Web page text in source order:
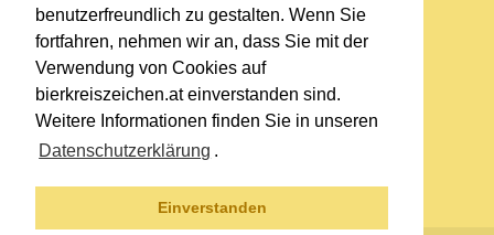
benutzerfreundlich zu gestalten. Wenn Sie
fortfahren, nehmen wir an, dass Sie mit der
Verwendung von Cookies auf
bierkreiszeichen.at einverstanden sind.
Weitere Informationen finden Sie in unseren
Datenschutzerklärung .
Einverstanden
Erstellt: 2012-11-18
Links
Impressum
Datenschutzerklärung